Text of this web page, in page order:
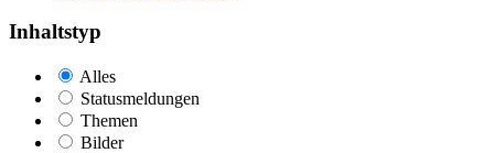
Inhaltstyp
Alles
Statusmeldungen
Themen
Bilder